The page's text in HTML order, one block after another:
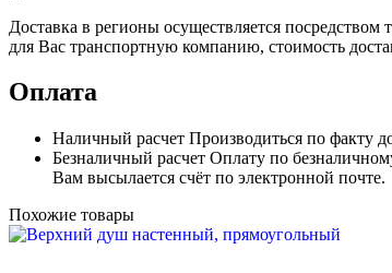
Доставка в регионы осуществляется
для Вас транспортную компанию, стоимость
Оплата
Наличный расчет Производиться по факту
Безналичный расчет Оплату по
Вам высылается счёт по электронной почте.
Похожие товары